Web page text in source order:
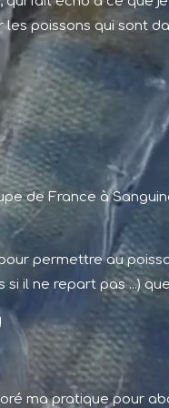
poissons qui sont
de France à
permettre au
il ne repart pas ...)
ma pratique pour